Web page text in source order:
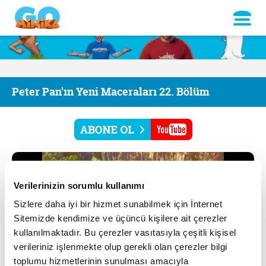
Verilerinizin sorumlu kullanımı
Sizlere daha iyi bir hizmet sunabilmek için İnternet
Sitemizde kendimize ve üçüncü kişilere ait çerezler
kullanılmaktadır. Bu çerezler vasıtasıyla çeşitli kişisel
verileriniz işlenmekte olup gerekli olan çerezler bilgi
toplumu hizmetlerinin sunulması amacıyla
Peter Pan'ın Yeni Maceraları 22. Bölüm